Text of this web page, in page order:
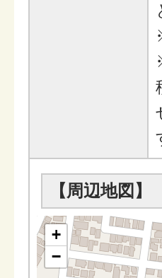
【周辺地図】
+
−